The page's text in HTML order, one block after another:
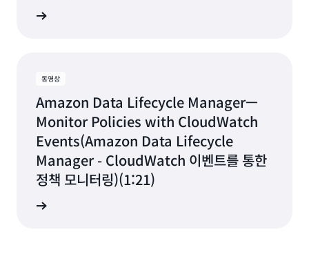
동영상
Amazon Data Lifecycle Manager—
Monitor Policies with CloudWatch
Events(Amazon Data Lifecycle
Manager - CloudWatch 이벤트를 통한
정책 모니터링)(1:21)